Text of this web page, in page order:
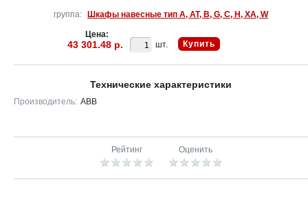
группа: Шкафы навесные тип A, AT, B, G, C, H, XA, W
Цена:
43 301.48 р. шт. Купить
Технические характеристики
Производитель: ABB
Рейтинг Оценить